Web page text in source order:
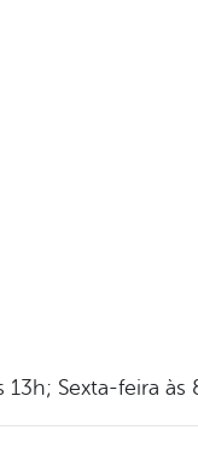
Sexta-feira às